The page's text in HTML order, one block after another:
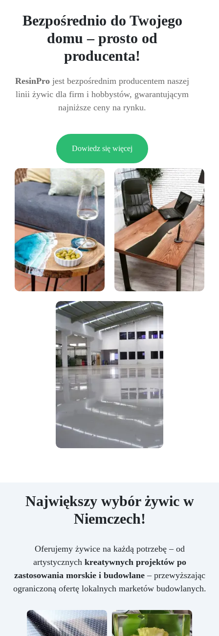
Bezpośrednio do Twojego
domu – prosto od
producenta!
ResinPro jest bezpośrednim producentem naszej
linii żywic dla firm i hobbystów, gwarantującym
najniższe ceny na rynku.
Dowiedz się więcej
Największy wybór żywic w
Niemczech!
Oferujemy żywice na każdą potrzebę – od
artystycznych kreatywnych projektów po
zastosowania morskie i budowlane– przewyższając
ograniczoną ofertę lokalnych marketów budowlanych.